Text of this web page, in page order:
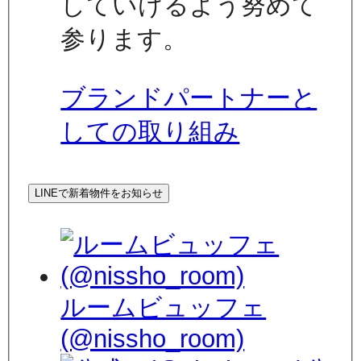
参ります。
ブランドパートナーと
しての取り組み
LINEで新着物件をお知らせ
ルームビュッフェ
(@nissho_room)